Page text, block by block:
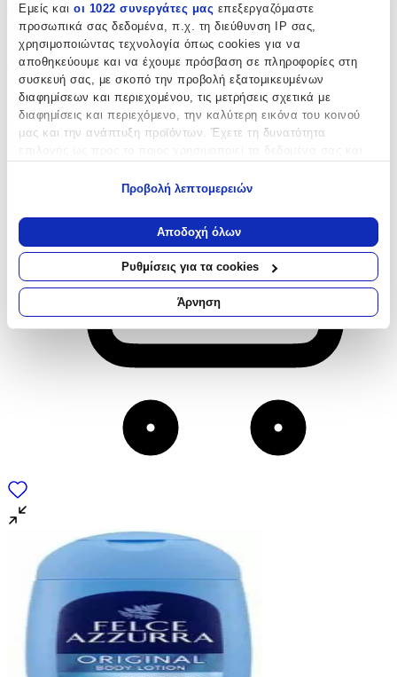
Εμείς και οι 1022 συνεργάτες μας επεξεργαζόμαστε
προσωπικά σας δεδομένα, π.χ. τη διεύθυνση IP σας,
χρησιμοποιώντας τεχνολογία όπως cookies για να
αποθηκεύουμε και να έχουμε πρόσβαση σε πληροφορίες στη
συσκευή σας, με σκοπό την προβολή εξατομικευμένων
διαφημίσεων και περιεχομένου, τις μετρήσεις σχετικά με
διαφημίσεις και περιεχόμενο, την καλύτερη εικόνα του κοινού
μας και την ανάπτυξη προϊόντων. Έχετε τη δυνατότητα
Να συλλέξουμε πληροφορίες σχετικά με τη γεωγραφική
σας τοποθεσία, οι οποίες μπορεί να είναι ακριβείς σε
απόσταση μερικών μέτρων
Να αναγνωρίσουμε τη συσκευή σας σαρώνοντας ενεργά
για συγκεκριμένα χαρακτηριστικά (δακτυλικό αποτύπωμα)
Μάθετε περισσότερα σχετικά με τον τρόπο επεξεργασίας των
προσωπικών σας δεδομένων και καθορίστε τις προτιμήσεις σας
ενότητα “Λεπτομέρειες”
. Μπορείτε να αλλάξετε ή να
ανακαλέσετε τη συγκατάθεσή σας ανά πάσα στιγμή από τη
Χρησιμοποιούμε cookies ώστε η τοποθεσία μας να λειτουργεί
σωστά, να εξατομικεύουμε περιεχόμενο και διαφημίσεις, να
παρέχουμε λειτουργίες μέσων κοινωνικής δικτύωσης και να
μας επεξεργαζόμαστε προσωπικά σας δεδομένα, π.χ. τη
διεύθυνση IP σας, χρησιμοποιώντας τεχνολογία όπως cookies
για να αποθηκεύουμε και να έχουμε πρόσβαση σε πληροφορίες
στη συσκευή σας, με σκοπό την προβολή εξατομικευμένων
διαφημίσεων και περιεχομένου, τις μετρήσεις σχετικά με
διαφημίσεις και περιεχόμενο, την καλύτερη εικόνα του κοινού
μας και την ανάπτυξη προϊόντων. Επίσης, κοινοποιούμε
πληροφορίες σχετικά με την από μέρους σας χρήση της
τοποθεσίας μας στους συνεργάτες μέσων κοινωνικής
δικτύωσης, διαφημίσεων και ανάλυσης.
Προβολή λεπτομερειών
Αποδοχή όλων
Ρυθμίσεις για τα cookies
Άρνηση
Τύπος: Κρεμοσάπουνο
Παράδοση 4-9 ημέρες
Από Δούκας Ολοκληρωμένες Λύσεις Καθαρισμού
1
51